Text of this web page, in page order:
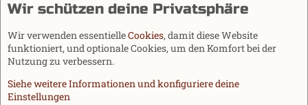
Wir schützen deine Privatsphäre
Wir verwenden essentielleCookies, damit diese Website
funktioniert, und optionale Cookies, um den Komfort bei der
Nutzung zu verbessern.
Siehe weitere Informationen und konfiguriere deine
Einstellungen